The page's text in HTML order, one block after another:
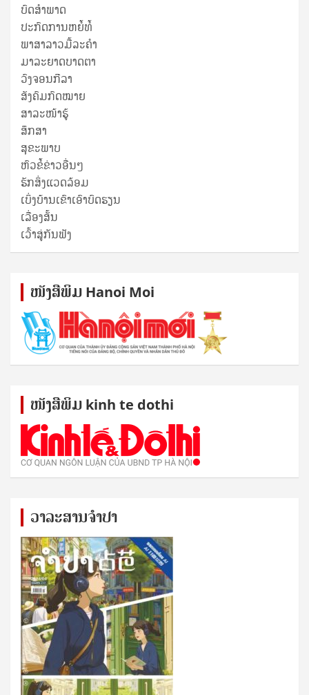
ບົດສໍາພາດ
ປະກົດການຫຍໍ້ທໍ້
ພາສາລາວມື້ລະຄຳ
ມາລະຍາດບາດຕາ
ວົງຈອນກີລາ
ສັງຄົມກົດໝາຍ
ສາລະໜ້າຮູ້
ສຶກສາ
ສຸ​ຂະ​ພາບ
ຫົວຂໍ້ຂ່າວອື່ນໆ
ຮັກສິ່ງແວດລ້ອມ
ເບິ່ງບ້ານເຂົາເອົາບົດຮຽນ
ເລື່ອງສັ້ນ
ເວົ້າສູ່ກັນຟັງ
ໜັງ​ສື​ພິມ Hanoi Moi
ໜັງ​ສື​ພິມ kinh te dothi
ວາລະສານຈຳປາ